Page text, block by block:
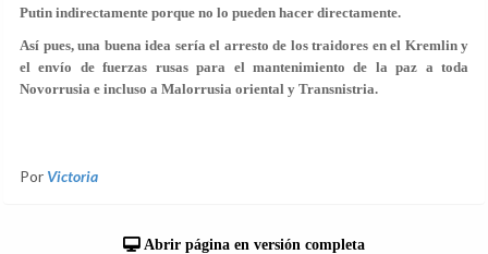
Putin indirectamente porque no lo pueden hacer directamente.
Así pues, una buena idea sería el arresto de los traidores en el Kremlin y
el envío de fuerzas rusas para el mantenimiento de la paz a toda
Novorrusia e incluso a Malorrusia oriental y Transnistria.
Por Victoria
Abrir página en versión completa